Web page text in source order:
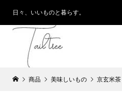
日々、いいものと暮らす。
商品 美味しいもの 京玄米茶 上